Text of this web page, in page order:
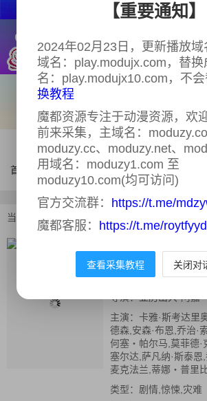
首页 电影 连续剧 综艺
当前位置： 首页>电影
巨鳄风暴
又名：Crawl
导演：亚历山大·阿嘉
主演： 卡雅·斯考达里
德森,安森·布恩,乔治·
何塞‧帕尔马,莫菲德·
塞尔达,萨凡纳·斯泰恩
麦克法兰,蒂娜‧普里
类型： 剧情,惊悚,灾难
【重要通知】
2024年02月23日，更新播放
域名：play.modujx.com，替换
名：play.modujx10.com，不
换教程
魔都资源专注于动漫资源，欢
前来采集，主域名：
moduzy.cc、moduzy.net、
用域名：moduzy1.com 至
moduzy10.com(均可访问)
官方交流群： https://t.me/
魔都客服： https://t.me/
查看采集教程 关闭对